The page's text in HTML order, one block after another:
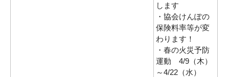
します
・協会けんぽの
保険料率等が変
わります！
・春の火災予防
運動 4/9（木）
～4/22（水）